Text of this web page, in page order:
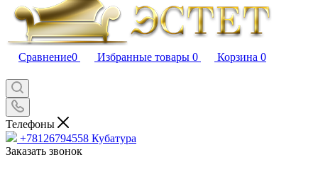
Сравнение0 Избранные товары 0 Корзина 0
Телефоны
+78126794558 Кубатура
Заказать звонок